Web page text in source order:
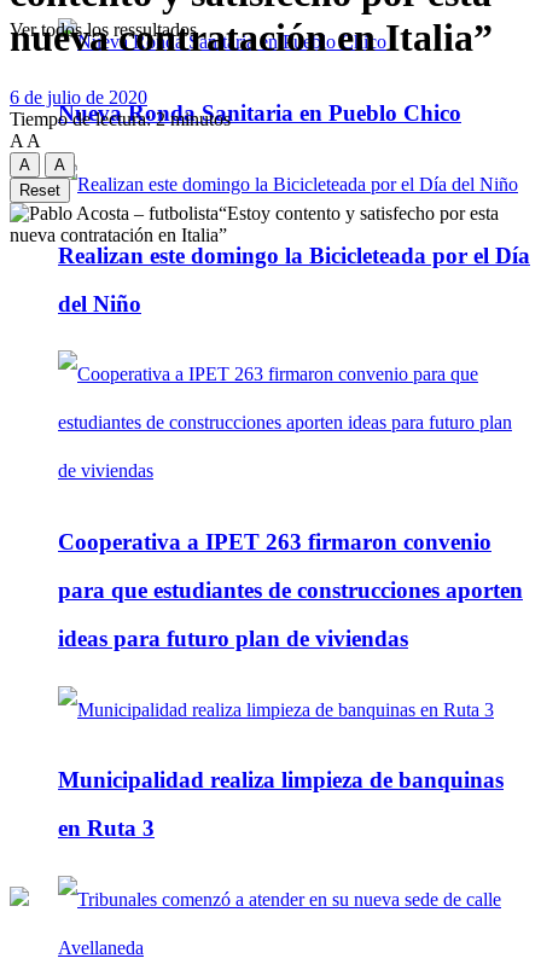
Nueva Ronda Sanitaria en Pueblo Chico
Realizan este domingo la Bicicleteada por el Día
del Niño
Cooperativa a IPET 263 firmaron convenio
para que estudiantes de construcciones aporten
ideas para futuro plan de viviendas
Municipalidad realiza limpieza de banquinas
en Ruta 3
Ver todos los ressultados
nueva contratación en Italia”
6 de julio de 2020
Tiempo de lectura: 2 minutos
A A
A
A
Reset